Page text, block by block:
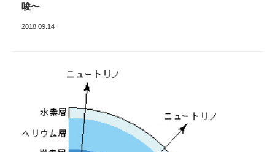
唆〜
2018.09.14